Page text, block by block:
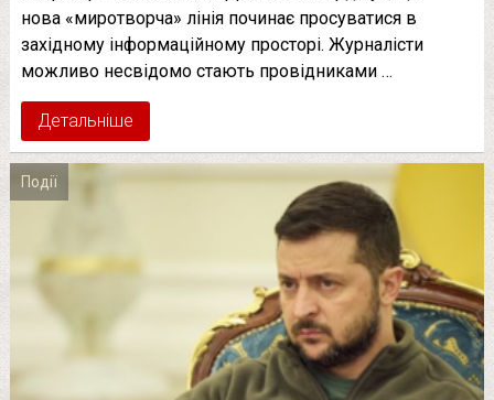
нова «миротворча» лінія починає просуватися в
західному інформаційному просторі. Журналісти
можливо несвідомо стають провідниками …
Детальніше
Події